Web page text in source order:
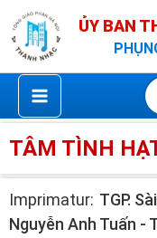
Nhảy
tới
nội
dung
ỦY BAN
TÂM TÌNH
Imprimatur: TGP.
Nguyễn Anh Tuấn -